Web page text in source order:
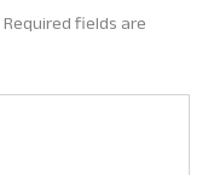
Required fields are